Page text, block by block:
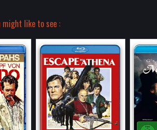
might like to see :